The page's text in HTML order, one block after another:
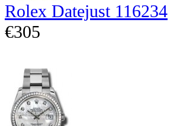
Rolex Datejust 116234
€305